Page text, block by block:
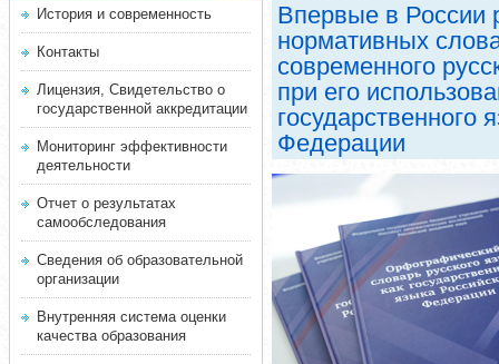
История и современность
Контакты
Лицензия, Свидетельство о
государственной аккредитации
Мониторинг эффективности
деятельности
Отчет о результатах
самообследования
Сведения об образовательной
организации
Внутренняя система оценки
качества образования
Впервые в России
нормативных
современного
при его
государственного
Федерации